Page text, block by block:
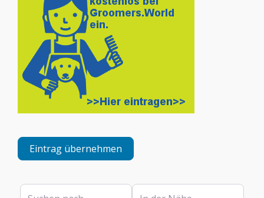
Eintrag übernehmen
Suchen nach In der Nähe